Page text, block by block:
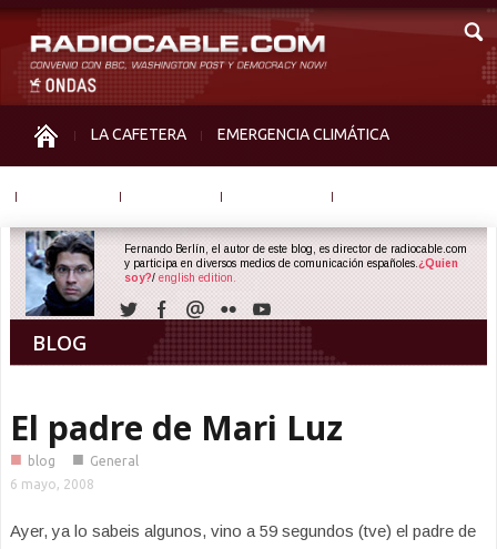
LA CAFETERA EMERGENCIA CLIMÁTICA
BLOG
Fernando Berlín, el autor de este blog, es director de radiocable.com
y participa en diversos medios de comunicación españoles. ¿Quien
soy?/ english edition.
El padre de Mari Luz
■ blog ■ General
6 mayo, 2008
Ayer, ya lo sabeis algunos, vino a 59 segundos (tve) el padre de